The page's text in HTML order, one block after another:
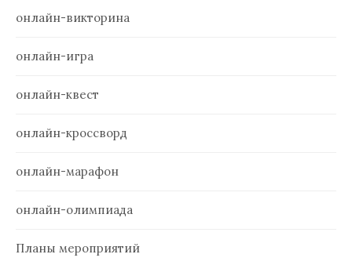
онлайн-викторина
онлайн-игра
онлайн-квест
онлайн-кроссворд
онлайн-марафон
онлайн-олимпиада
Планы мероприятий